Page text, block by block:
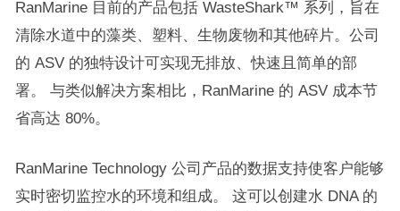
RanMarine 目前的产品包括 WasteShark™ 系列，旨在
清除水道中的藻类、塑料、生物废物和其他碎片。公司
的 ASV 的独特设计可实现无排放、快速且简单的部
署。 与类似解决方案相比，RanMarine 的 ASV 成本节
省高达 80%。
RanMarine Technology 公司产品的数据支持使客户能够
实时密切监控水的环境和组成。 这可以创建水 DNA 的